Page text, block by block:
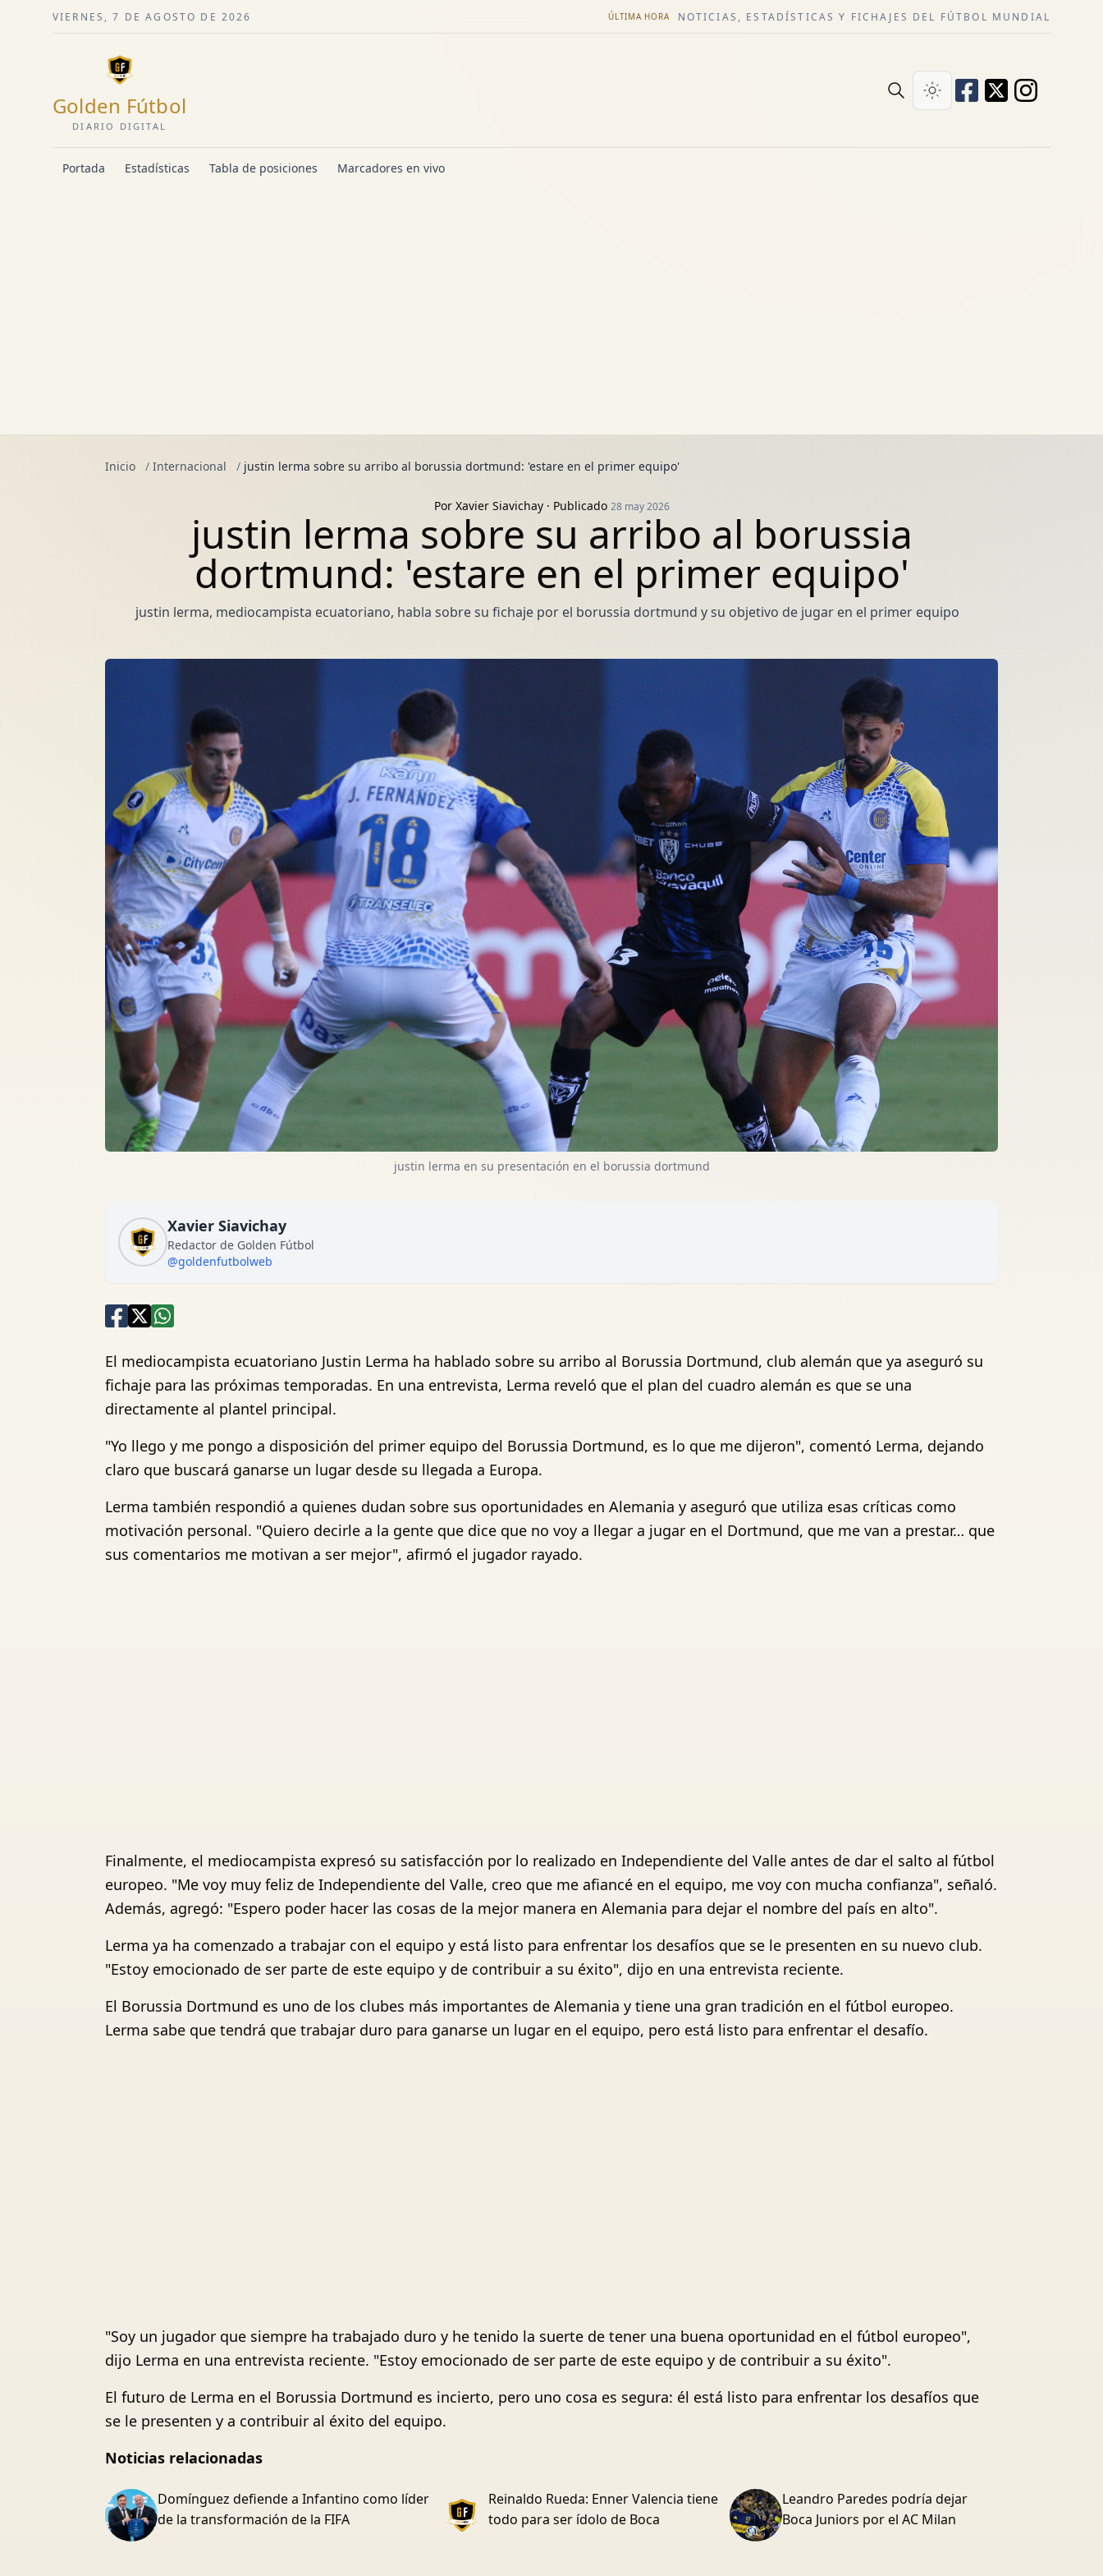
VIERNES, 7 DE AGOSTO DE 2026 ÚLTIMA HORA NOTICIAS, ESTADÍSTICAS Y FICHAJES DEL FÚTBOL MUNDIAL
Golden Fútbol
DIARIO DIGITAL
Portada Estadísticas Tabla de posiciones Marcadores en vivo
Inicio / Internacional / justin lerma sobre su arribo al borussia dortmund: 'estare en el primer equipo'
Por Xavier Siavichay· Publicado 28 may 2026
justin lerma sobre su arribo al borussia
dortmund: 'estare en el primer equipo'
justin lerma, mediocampista ecuatoriano, habla sobre su fichaje por el borussia dortmund y su objetivo de jugar en el primer equipo
justin lerma en su presentación en el borussia dortmund
Xavier Siavichay
Redactor de Golden Fútbol
@goldenfutbolweb
El mediocampista ecuatoriano Justin Lerma ha hablado sobre su arribo al Borussia Dortmund, club alemán que ya aseguró su
fichaje para las próximas temporadas. En una entrevista, Lerma reveló que el plan del cuadro alemán es que se una
directamente al plantel principal.
"Yo llego y me pongo a disposición del primer equipo del Borussia Dortmund, es lo que me dijeron", comentó Lerma, dejando
claro que buscará ganarse un lugar desde su llegada a Europa.
Lerma también respondió a quienes dudan sobre sus oportunidades en Alemania y aseguró que utiliza esas críticas como
motivación personal. "Quiero decirle a la gente que dice que no voy a llegar a jugar en el Dortmund, que me van a prestar… que
sus comentarios me motivan a ser mejor", afirmó el jugador rayado.
Finalmente, el mediocampista expresó su satisfacción por lo realizado en Independiente del Valle antes de dar el salto al fútbol
europeo. "Me voy muy feliz de Independiente del Valle, creo que me afiancé en el equipo, me voy con mucha confianza", señaló.
Además, agregó: "Espero poder hacer las cosas de la mejor manera en Alemania para dejar el nombre del país en alto".
Lerma ya ha comenzado a trabajar con el equipo y está listo para enfrentar los desafíos que se le presenten en su nuevo club.
"Estoy emocionado de ser parte de este equipo y de contribuir a su éxito", dijo en una entrevista reciente.
El Borussia Dortmund es uno de los clubes más importantes de Alemania y tiene una gran tradición en el fútbol europeo.
Lerma sabe que tendrá que trabajar duro para ganarse un lugar en el equipo, pero está listo para enfrentar el desafío.
"Soy un jugador que siempre ha trabajado duro y he tenido la suerte de tener una buena oportunidad en el fútbol europeo",
dijo Lerma en una entrevista reciente. "Estoy emocionado de ser parte de este equipo y de contribuir a su éxito".
El futuro de Lerma en el Borussia Dortmund es incierto, pero uno cosa es segura: él está listo para enfrentar los desafíos que
se le presenten y a contribuir al éxito del equipo.
Noticias relacionadas
Domínguez defiende a Infantino como líder
de la transformación de la FIFA
Reinaldo Rueda: Enner Valencia tiene
todo para ser ídolo de Boca
Leandro Paredes podría dejar
Boca Juniors por el AC Milan